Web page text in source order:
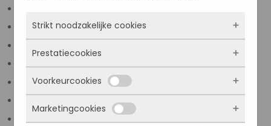
Lage kleur verzadiging
Titels markeren
Strikt noodzakelijke cookies
Deze cookies zorgen ervoor dat de website
überhaupt werkt. Ze zijn dus altijd actief en
kunnen niet worden uitgezet. Meestal worden
ze alleen geplaatst als jij iets doet, zoals
inloggen, een formulier invullen of je
Prestatiecookies
Met deze cookies zien we hoe vaak onze site
bezocht wordt, waar bezoekers vandaan
komen en welke pagina’s populair zijn. Zo
Voorkeurcookies
Deze cookies onthouden jouw voorkeuren.
Marketingcookies